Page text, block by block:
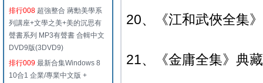
排行008 超強整合 蔣勳美學系
列講座+文學之美+美的沉思有
聲書系列 MP3有聲書 合輯中文
DVD9版(3DVD9)
排行009 最新合集Windows 8
10合1 企業/專業中文版 +
20、《江和武俠全集
21、《金庸全集》典